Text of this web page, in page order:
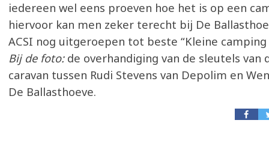
iedereen wel eens proeven hoe het is op een
hiervoor kan men zeker terecht bij De
ACSI nog uitgeroepen tot beste “Kleine camping
Bij de foto:de overhandiging van de sleutels van
caravan tussen Rudi Stevens van Depolim en
De Ballasthoeve.